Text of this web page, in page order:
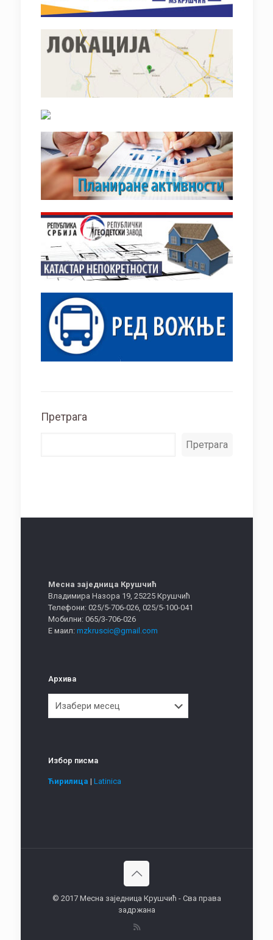
Претрага
Претрага
Месна заједница Крушчић
Владимира Назора 19, 25225 Крушчић
Телефони: 025/5-706-026, 025/5-100-041
Мобилни: 065/3-706-026
Е маил: mzkruscic@gmail.com
Архива
Избор писма
Ћирилица | Latinica
© 2017 Месна заједница Крушчић - Сва права
задржана